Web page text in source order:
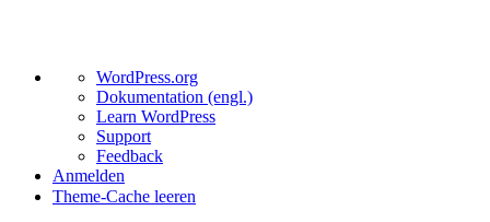
Über
WordPress
WordPress.org
Dokumentation (engl.)
Learn WordPress
Support
Feedback
Anmelden
Theme-Cache leeren